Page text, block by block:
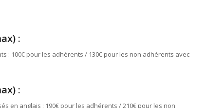
:
: 100€ pour les adhérents / 130€ pour les non adhérents avec
:
en anglais : 190€ pour les adhérents / 210€ pour les non